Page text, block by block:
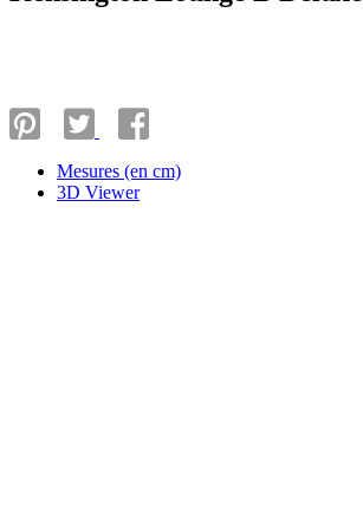
Mesures (en cm)
3D Viewer